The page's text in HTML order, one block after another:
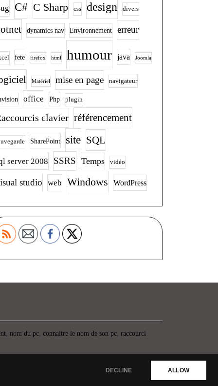
DECLINE ALLOW
C# C Sharp css design divers
dynamics nav Environnement erreur
fete firefox html humour java Joomla
Matériel mise en page navigateur
office Php plugin
clavier référencement
SharePoint site SQL
server 2008 SSRS Temps vidéo
studio web Windows WordPress
nom du pc connaitre le nom de son pc raccourci
Propulsé par WordPress